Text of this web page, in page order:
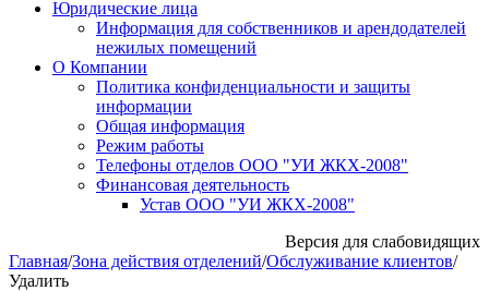
Юридические лица
Информация для собственников и арендодателей
нежилых помещений
О Компании
Политика конфиденциальности и защиты
информации
Общая информация
Режим работы
Телефоны отделов ООО "УИ ЖКХ-2008"
Финансовая деятельность
Устав ООО "УИ ЖКХ-2008"
Версия для слабовидящих
Главная/Зона действия отделений/Обслуживание клиентов/
Удалить